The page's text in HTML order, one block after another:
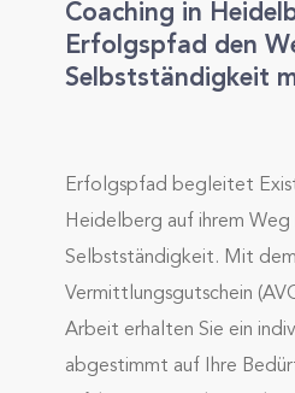
Coaching in
Erfolgspfad den
Selbstständigkeit
Erfolgspfad begleitet
Heidelberg auf ihrem Weg
Selbstständigkeit. Mit
Vermittlungsgutschein
Arbeit erhalten Sie ein
abgestimmt auf Ihre